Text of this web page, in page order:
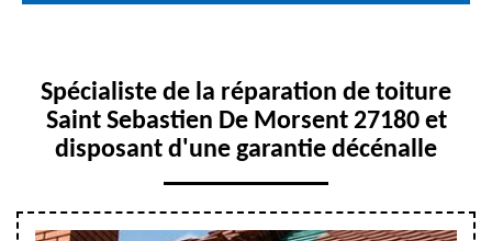
Spécialiste de la réparation de toiture
Saint Sebastien De Morsent 27180 et
disposant d'une garantie décénalle